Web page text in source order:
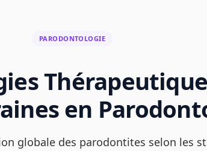
PARODONTOLOGIE
en
globale des parodontites selon les